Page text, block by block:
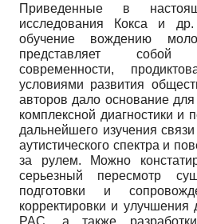
Приведенные в
исследования Кокса и
обучение вождению
представляет
современности,
условиями развития
авторов дало основание
комплексной диагностики и
дальнейшего изучения
аутистического спектра и
за рулем. Можно
серьезный пересмотр
подготовки и
корректировки и
РАС, а также разработки